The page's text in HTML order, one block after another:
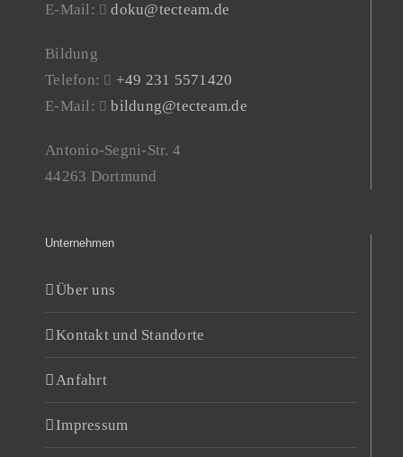
E-Mail:
doku@tecteam.de
Bildung
Telefon:
+49 231 5571420
E-Mail:
bildung@tecteam.de
Antonio-Segni-Str. 4
44263 Dortmund
Unternehmen
Über uns
Kontakt und Standorte
Anfahrt
Impressum